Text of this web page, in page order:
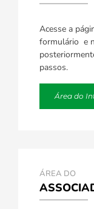
Acesse a
formulário e
passos.
Área do
ÁREA DO